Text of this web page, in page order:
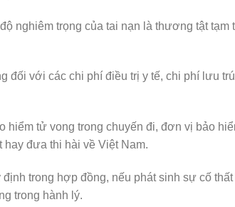
nghiêm trọng của tai nạn là thương tật tạm
đối với các chi phí điều trị y tế, chi phí lưu
tử vong trong chuyến đi, đơn vị bảo
đưa thi hài về Việt Nam.
định trong hợp đồng, nếu phát sinh sự cố
trong hành lý.